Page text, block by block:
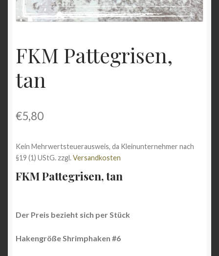
Shop
Vertrag widerrufen
Warenkorb
Widerrufsbelehrung
FKM Pattegrisen,
tan
€5,80
Kein Mehrwertsteuerausweis, da Kleinunternehmer nach
§19 (1) UStG. zzgl.Versandkosten
FKM Pattegrisen, tan
Der Preis bezieht sich per Stück
Hakengröße Shrimphaken #6